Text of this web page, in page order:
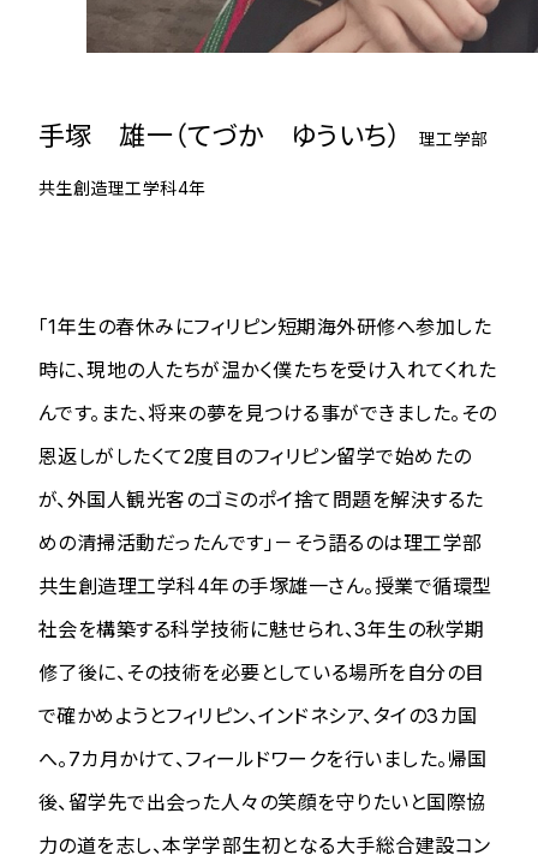
手塚 雄一（てづか ゆういち） 理工学部
共生創造理工学科4年
「1年生の春休みにフィリピン短期海外研修へ参加した
時に、現地の人たちが温かく僕たちを受け入れてくれた
んです。また、将来の夢を見つける事ができました。その
恩返しがしたくて2度目のフィリピン留学で始めたの
が、外国人観光客のゴミのポイ捨て問題を解決するた
めの清掃活動だったんです」－そう語るのは理工学部
共生創造理工学科4年の手塚雄一さん。授業で循環型
社会を構築する科学技術に魅せられ、3年生の秋学期
修了後に、その技術を必要としている場所を自分の目
で確かめようとフィリピン、インドネシア、タイの3カ国
へ。7カ月かけて、フィールドワークを行いました。帰国
後、留学先で出会った人々の笑顔を守りたいと国際協
力の道を志し、本学学部生初となる大手総合建設コン